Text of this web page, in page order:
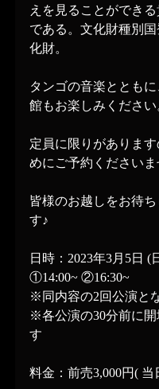
えを見ることができ
である。文化財種別
化財。
タンゴの音楽ととも
館もお楽しみください
定員に限りがありま
めにご予約くださいま
皆様のお越しをお待ち
す♪
日時：2023年3月5日 (
①14:00~ ②16:30~
※同内容の2回公演と
※各公演の30分前に開
す
料金：前売3,000円( 当